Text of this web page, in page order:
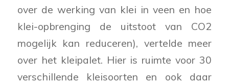
over de werking van klei in veen en hoe
klei-opbrenging de uitstoot van CO2
mogelijk kan reduceren), vertelde meer
over het kleipalet. Hier is ruimte voor 30
verschillende kleisoorten en ook daar